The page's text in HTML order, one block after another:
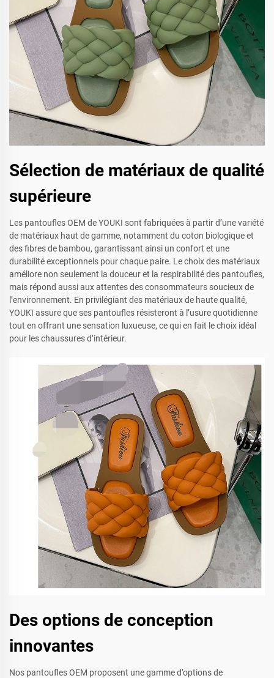
Sélection de matériaux de qualité
supérieure
Les pantoufles OEM de YOUKI sont fabriquées à partir d’une variété
de matériaux haut de gamme, notamment du coton biologique et
des fibres de bambou, garantissant ainsi un confort et une
durabilité exceptionnels pour chaque paire. Le choix des matériaux
améliore non seulement la douceur et la respirabilité des pantoufles,
mais répond aussi aux attentes des consommateurs soucieux de
l’environnement. En privilégiant des matériaux de haute qualité,
YOUKI assure que ses pantoufles résisteront à l’usure quotidienne
tout en offrant une sensation luxueuse, ce qui en fait le choix idéal
pour les chaussures d’intérieur.
Des options de conception
innovantes
Nos pantoufles OEM proposent une gamme d’options de